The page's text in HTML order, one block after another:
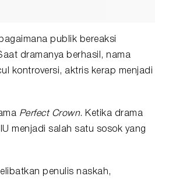
publik bereaksi
dramanya berhasil, nama
kontroversi, aktris kerap menjadi
Perfect Crown. Ketika drama
menjadi salah satu sosok yang
penulis naskah,